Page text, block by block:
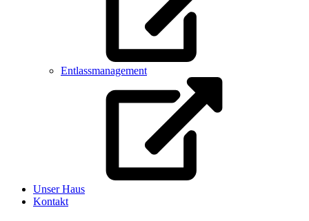
Entlassmanagement
Unser Haus
Kontakt